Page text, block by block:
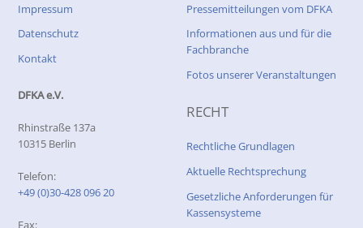
Impressum
Datenschutz
Kontakt
DFKA e.V.
Rhinstraße 137a
10315 Berlin
Telefon:
+49 (0)30-428 096 20
Fax:
Pressemitteilungen vom DFKA
Informationen aus und für die
Fachbranche
Fotos unserer Veranstaltungen
RECHT
Rechtliche Grundlagen
Aktuelle Rechtsprechung
Gesetzliche Anforderungen für
Kassensysteme